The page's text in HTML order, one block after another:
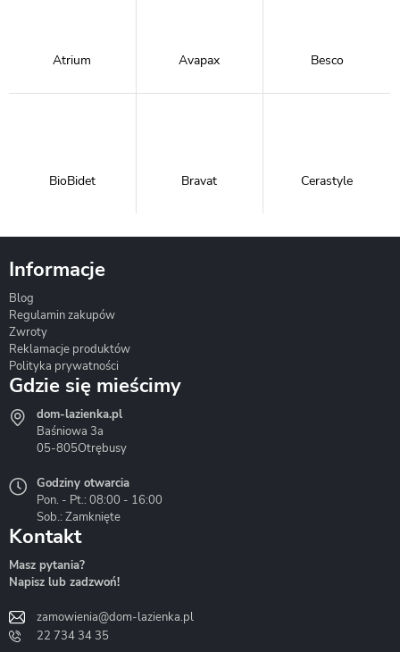
Atrium Avapax Besco
BioBidet Bravat Cerastyle
Hydrostop
Liveno
Informacje
Blog
Regulamin zakupów
Zwroty
Reklamacje produktów
Polityka prywatności
Gdzie się mieścimy
dom-lazienka.pl
Baśniowa 3a
05-805Otrębusy
Godziny otwarcia
Pon. - Pt.: 08:00 - 16:00
Sob.: Zamknięte
Kontakt
Masz pytania?
Napisz lub zadzwoń!
zamowienia@dom-lazienka.pl
22 734 34 35